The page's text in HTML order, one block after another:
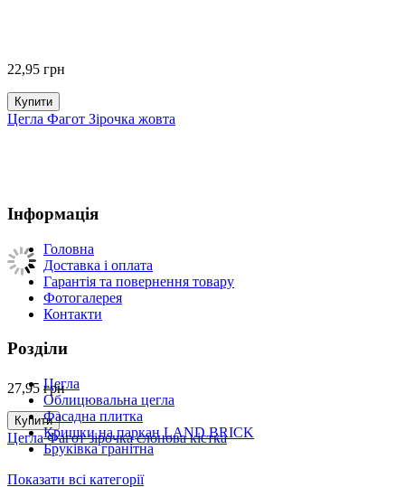
22,95 грн
Купити
Цегла Фагот Зірочка жовта
27,95 грн
Купити
Цегла Фагот зірочка слонова кістка
Інформація
Головна
Доставка і оплата
Гарантія та повернення товару
Фотогалерея
Контакти
Розділи
Цегла
Облицювальна цегла
Фасадна плитка
Кришки на паркан LAND BRICK
Бруківка гранітна
Показати всі категорії